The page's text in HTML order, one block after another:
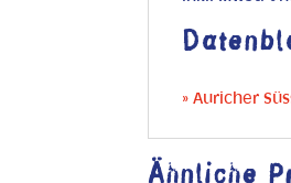
» Auricher
Ähnliche